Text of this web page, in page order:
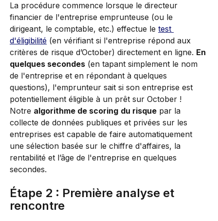
La procédure commence lorsque le directeur
financier de l'entreprise emprunteuse (ou le
dirigeant, le comptable, etc.) effectue le test
d'éligibilité (en vérifiant si l'entreprise répond aux
critères de risque d’October) directement en ligne. En
quelques secondes (en tapant simplement le nom
de l'entreprise et en répondant à quelques
questions), l'emprunteur sait si son entreprise est
potentiellement éligible à un prêt sur October !
Notre algorithme de scoring du risque par la
collecte de données publiques et privées sur les
entreprises est capable de faire automatiquement
une sélection basée sur le chiffre d'affaires, la
rentabilité et l’âge de l'entreprise en quelques
secondes.
Étape 2 : Première analyse et
rencontre